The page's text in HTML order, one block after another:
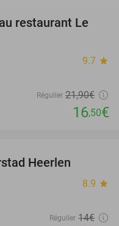
25%
restaurant Le
9.7 star
Régulier 21,90€
16,50€
Heerlen
8.9 star
Régulier 14€